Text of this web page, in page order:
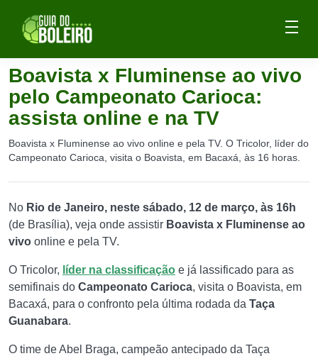
Boavista x Fluminense ao vivo
pelo Campeonato Carioca:
assista online e na TV
Boavista x Fluminense ao vivo online e pela TV. O Tricolor, líder do
Campeonato Carioca, visita o Boavista, em Bacaxá, às 16 horas.
No Rio de Janeiro, neste sábado, 12 de março, às 16h
(de Brasília), veja onde assistir Boavista x Fluminense ao
vivo online e pela TV.
O Tricolor, líder na classificação e já lassificado para as
semifinais do Campeonato Carioca, visita o Boavista, em
Bacaxá, para o confronto pela última rodada da Taça
Guanabara.
O time de Abel Braga, campeão antecipado da Taça